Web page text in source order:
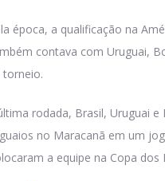
época, a qualificação na
contava com Uruguai,
torneio.
rodada, Brasil, Uruguai
no Maracanã em um
a equipe na Copa dos